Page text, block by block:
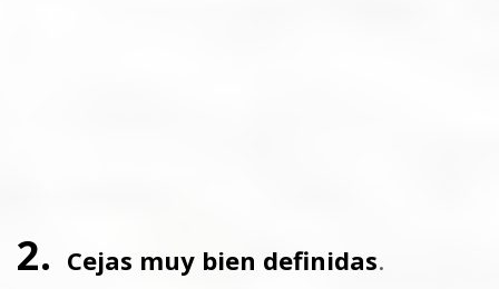
2. Cejas muy bien definidas.